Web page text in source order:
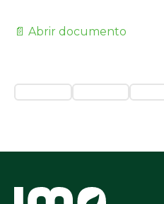
📄 Abrir documento